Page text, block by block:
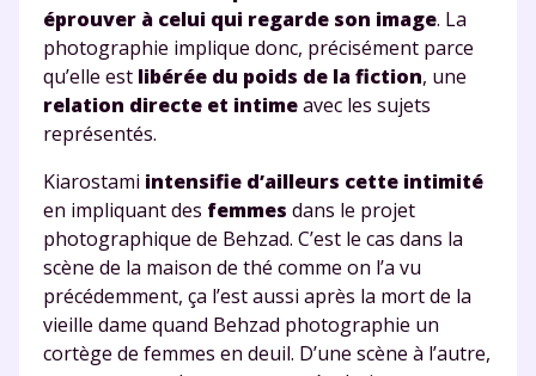
éprouver à celui qui regarde son image. La
photographie implique donc, précisément parce
qu’elle est libérée du poids de la fiction, une
relation directe et intimeavec les sujets
représentés.
Kiarostami intensifie d’ailleurs cette intimité
en impliquant des femmes dans le projet
photographique de Behzad. C’est le cas dans la
scène de la maison de thé comme on l’a vu
précédemment, ça l’est aussi après la mort de la
vieille dame quand Behzad photographie un
cortège de femmes en deuil. D’une scène à l’autre,